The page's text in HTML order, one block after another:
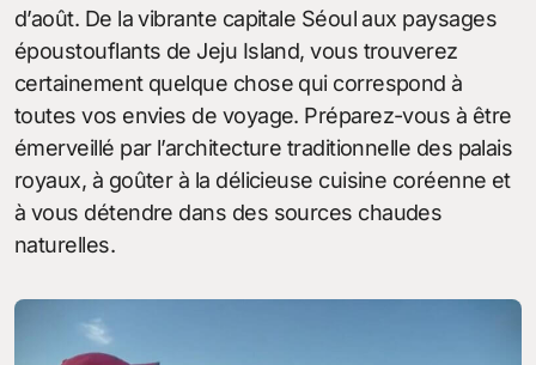
d’août. De la vibrante capitale Séoul aux paysages
époustouflants de Jeju Island, vous trouverez
certainement quelque chose qui correspond à
toutes vos envies de voyage. Préparez-vous à être
émerveillé par l’architecture traditionnelle des palais
royaux, à goûter à la délicieuse cuisine coréenne et
à vous détendre dans des sources chaudes
naturelles.